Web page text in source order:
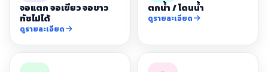
จอแตก จอเขียว จอขาว
ทัชไม่ได้
ดูรายละเอียด
ตกน้ำ / โดนน้ำ
ดูรายละเอียด